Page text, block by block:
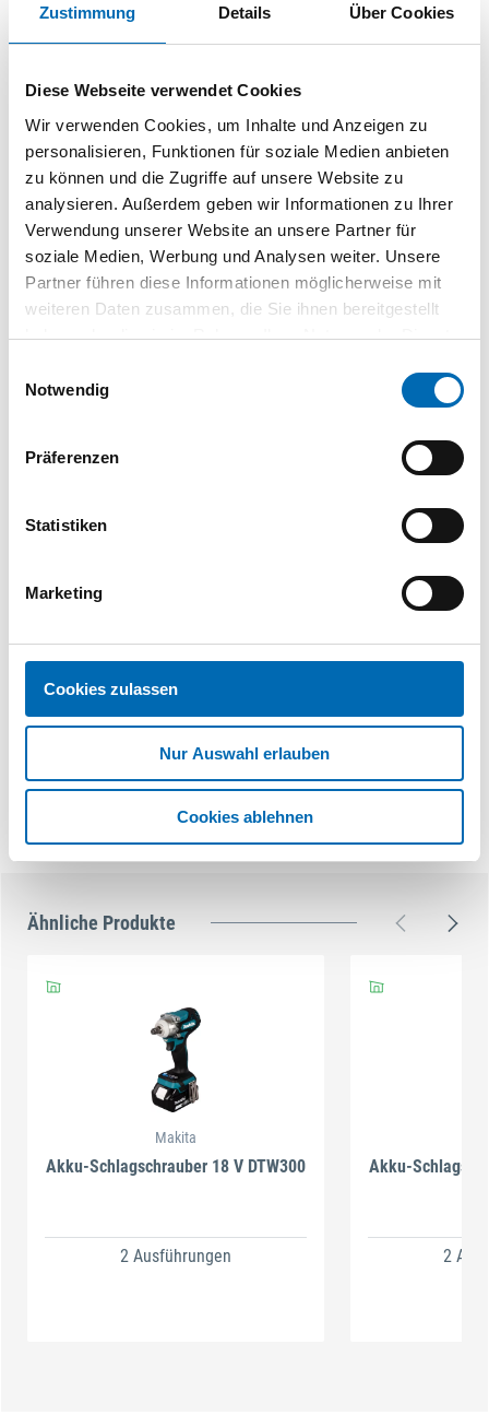
Zustimmung Details Über Cookies
Diese Webseite verwendet Cookies
Wir verwenden Cookies, um Inhalte und Anzeigen zu
personalisieren, Funktionen für soziale Medien anbieten
zu können und die Zugriffe auf unsere Website zu
analysieren. Außerdem geben wir Informationen zu Ihrer
Verwendung unserer Website an unsere Partner für
soziale Medien, Werbung und Analysen weiter. Unsere
Partner führen diese Informationen möglicherweise mit
weiteren Daten zusammen, die Sie ihnen bereitgestellt
haben oder die sie im Rahmen Ihrer Nutzung der Dienste
Notwendig
Präferenzen
Statistiken
Marketing
Cookies zulassen
Nur Auswahl erlauben
Cookies ablehnen
Sicherheitsinformation Akku
PDF
Akku Test Zusammenfassung
PDF
Ähnliche Produkte
Makita
Akku-Schlagschrauber 18 V DTW300
2 Ausführungen
Akku-
2